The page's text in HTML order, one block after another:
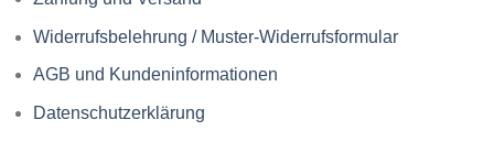
Widerrufsbelehrung / Muster-Widerrufsformular
AGB und Kundeninformationen
Datenschutzerklärung